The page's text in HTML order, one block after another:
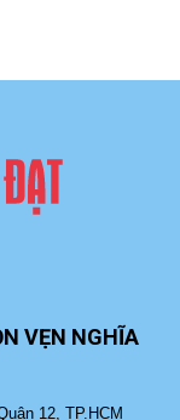
VẸN NGHĨA
12, TP.HCM